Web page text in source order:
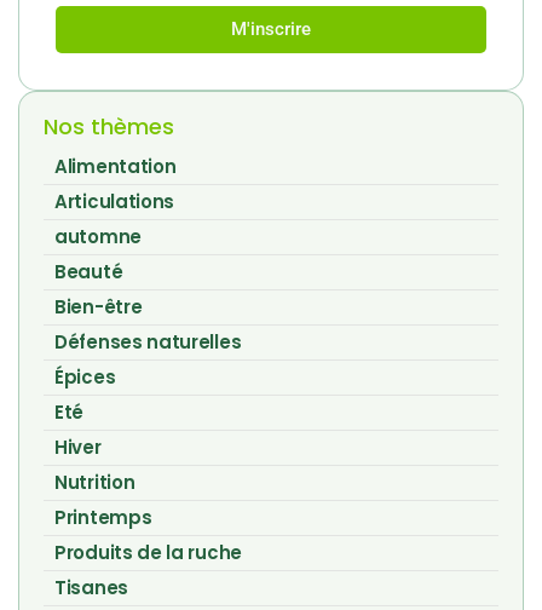
M'inscrire
Nos thèmes
Alimentation
Articulations
automne
Beauté
Bien-être
Défenses naturelles
Épices
Eté
Hiver
Nutrition
Printemps
Produits de la ruche
Tisanes